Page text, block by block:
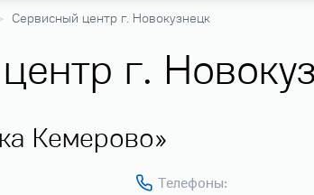
Сервисный центр г. Новокузнецк
г.
Кемерово»
Телефоны: